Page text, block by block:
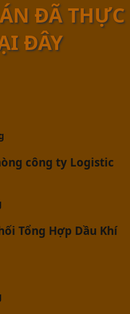
ĐÃ THỰC
ĐÂY
công ty Logistic
Tổng Hợp Dầu Khí